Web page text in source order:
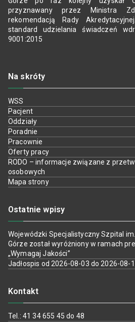
przyznawany przez Ministra
rekomendacją Rady
standard udzielania świadczeń
9001:2015
Na skróty
WSS
Pacjent
Oddziały
Poradnie
Pracownie
Oferty pracy
RODO – informacje związane z
osobowych
Mapa strony
Ostatnie wpisy
Wojewódzki Specjalistyczny Szpital
Górze został wyróżniony w ramach
„Wymagaj Jakości”
Jadłospis od 2026-08-03 do 2026-08-
Kontakt
Tel.: 41 34 655 45 do 48